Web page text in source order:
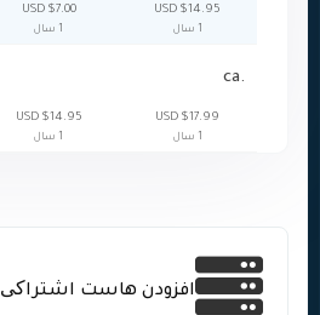
$14.95 USD
1 سال
$7.00 USD
1 سال
.ca
$17.99 USD
1 سال
$14.95 USD
1 سال
افزودن هاست اشتراکی